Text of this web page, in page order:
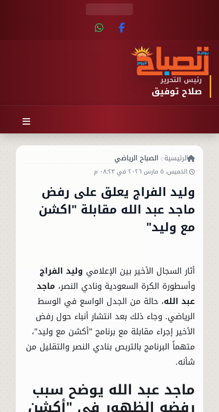
رئيس التحرير
صلاح توفيق
الرئيسية الصباح الرياضي
الخميس، ٥ مارس ٢٠٢٦ في ٠٨:٢٣ م
وليد الفراج يعلق على رفض
ماجد عبد الله مقابلة "اكشن
مع وليد"
أثار السجال الأخير بين الإعلامي وليد الفراج
وأسطورة الكرة السعودية ونادي النصر، ماجد
عبد الله، حالة من الجدل الواسع في الوسط
الرياضي. وجاء ذلك بعد انتشار أنباء حول رفض
الأخير إجراء مقابلة مع برنامج "أكشن مع وليد"،
متهماً البرنامج بالتربص بنادي النصر والتقليل من
شأنه.
ماجد عبد الله يوضح سبب